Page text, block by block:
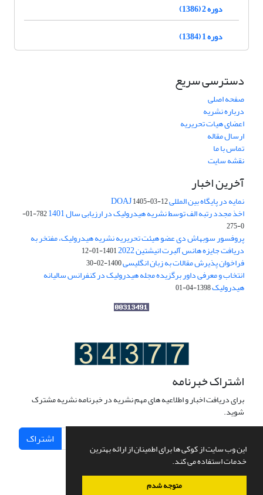
این وب سایت از کوکی ها برای اطمینان از ارائه بهترین
خدمات استفاده می کند.
متوجه شدم
دوره 2 (1386)
دوره 1 (1384)
دسترسی سریع
صفحه اصلی
درباره نشریه
اعضای هیات تحریریه
ارسال مقاله
تماس با ما
نقشه سایت
آخرین اخبار
نمایه در پایگاه بین المللی DOAJ1405-03-12
اخذ مجدد رتبه الف توسط نشریه هیدرولیک در ارزیابی سال 1401
782-01-
0-275
پروفسور سوبهاش دی عضو هیئت تحریریه نشریه هیدرولیک، مفتخر به
دریافت جایزه هانس آلبرت انیشتین 2022 1401-01-12
فراخوان پذیرش مقالات به زبان انگلیسی1400-02-30
انتخاب و معرفی داور برگزیده مجله هیدرولیک در کنفرانس سالیانه
هیدرولیک1398-04-01
اشتراک خبرنامه
برای دریافت اخبار و اطلاعیه های مهم نشریه در خبرنامه نشریه مشترک
شوید.
اشتراک